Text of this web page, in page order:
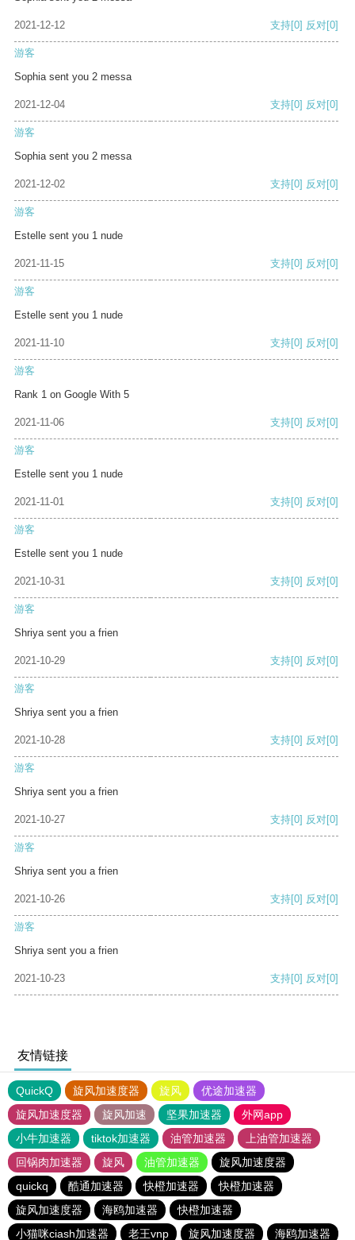
2021-12-12 支持[0] 反对[0]
游客
Sophia sent you 2 messa
2021-12-04 支持[0] 反对[0]
游客
Sophia sent you 2 messa
2021-12-02 支持[0] 反对[0]
游客
Estelle sent you 1 nude
2021-11-15 支持[0] 反对[0]
游客
Estelle sent you 1 nude
2021-11-10 支持[0] 反对[0]
游客
Rank 1 on Google With 5
2021-11-06 支持[0] 反对[0]
游客
Estelle sent you 1 nude
2021-11-01 支持[0] 反对[0]
游客
Estelle sent you 1 nude
2021-10-31 支持[0] 反对[0]
游客
Shriya sent you a frien
2021-10-29 支持[0] 反对[0]
游客
Shriya sent you a frien
2021-10-28 支持[0] 反对[0]
游客
Shriya sent you a frien
2021-10-27 支持[0] 反对[0]
游客
Shriya sent you a frien
2021-10-26 支持[0] 反对[0]
游客
Shriya sent you a frien
2021-10-23 支持[0] 反对[0]
友情链接
QuickQ 旋风加速度器 旋风
优途加速器
旋风加速度器
旋风加速 坚果加速器
外网app
小牛加速器
tiktok加速器 油管加速器
上油管加速器
回锅肉加速器
旋风 油管加速器
旋风加速度器
quickq
酷通加速器 快橙加速器
快橙加速器
旋风加速度器
海鸥加速器
快橙加速器
小猫咪ciash加速器
老王vnp 旋风加速度器 海鸥加速器